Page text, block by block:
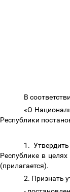
В
«О
Республики
1.
Республике в
(прилагается).
2. Признать